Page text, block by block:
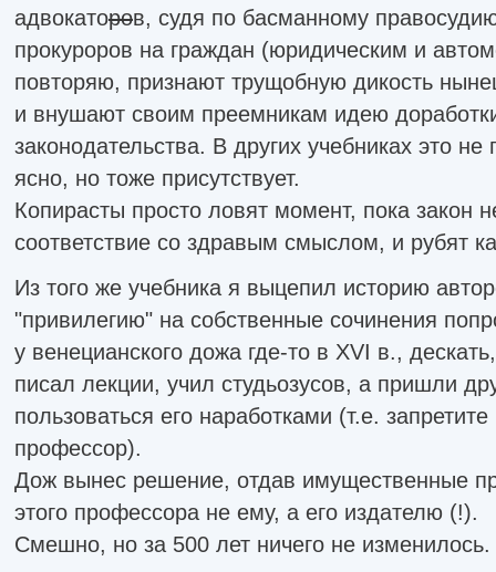
адвокаторов, судя по басманному
прокуроров на граждан (юридическим и
повторяю, признают трущобную дикость
и внушают своим преемникам идею
законодательства. В других учебниках это не
ясно, но тоже присутствует.
Копирасты просто ловят момент, пока закон
соответствие со здравым смыслом, и рубят
Из того же учебника я выцепил историю
"привилегию" на собственные сочинения
у венецианского дожа где-то в XVI в.,
писал лекции, учил студьозусов, а пришли
пользоваться его наработками (т.е.
профессор).
Дож вынес решение, отдав имущественные
этого профессора не ему, а его издателю (!).
Смешно, но за 500 лет ничего не изменилось.